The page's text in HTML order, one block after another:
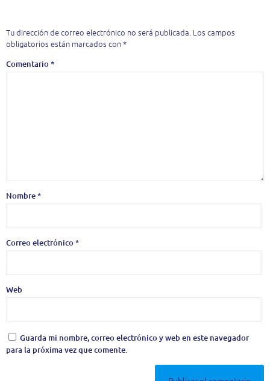
Tu dirección de correo electrónico no será publicada. Los campos
obligatorios están marcados con*
Comentario*
Nombre*
Correo electrónico*
Web
Guarda mi nombre, correo electrónico y web en este navegador
para la próxima vez que comente.